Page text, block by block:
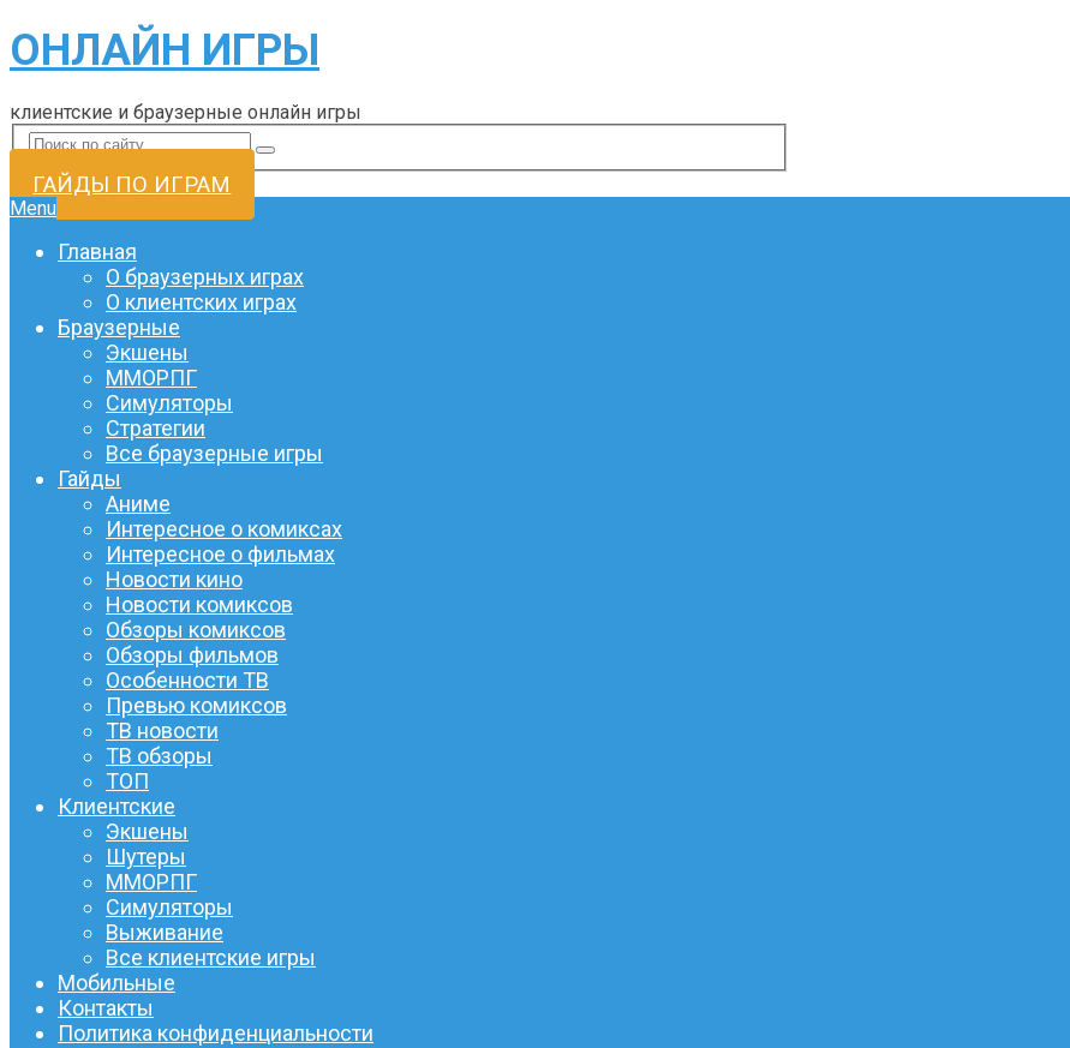
ОНЛАЙН ИГРЫ
клиентские и браузерные онлайн игры
ГАЙДЫ ПО ИГРАМ
Menu
Главная
О браузерных играх
О клиентских играх
Браузерные
Экшены
ММОРПГ
Симуляторы
Стратегии
Все браузерные игры
Гайды
Аниме
Интересное о комиксах
Интересное о фильмах
Новости кино
Новости комиксов
Обзоры комиксов
Обзоры фильмов
Особенности ТВ
Превью комиксов
ТВ новости
ТВ обзоры
ТОП
Клиентские
Экшены
Шутеры
ММОРПГ
Симуляторы
Выживание
Все клиентские игры
Мобильные
Контакты
Политика конфиденциальности